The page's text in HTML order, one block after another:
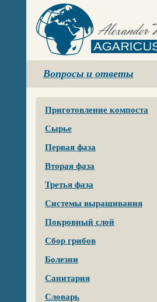
Agaricus.ru
Вопросы и ответы
Приготовление компоста
Сырье
Первая фаза
Вторая фаза
Третья фаза
Системы выращивания
Покровный слой
Сбор грибов
Болезни
Санитария
Словарь